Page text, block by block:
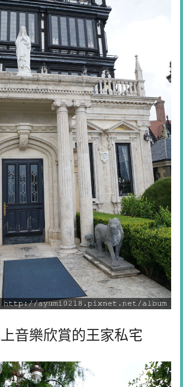
音樂欣賞的王家私宅